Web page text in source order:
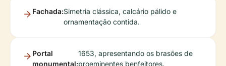
Fachada:Simetria clássica, calcário pálido e
ornamentação contida.
Portal
monumental:
1653, apresentando os brasões de
proeminentes benfeitores.